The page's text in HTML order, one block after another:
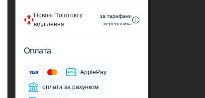
Новою Поштою у
відділення
за тарифами
перевізника
Оплата
ApplePay
оплата за рахунком